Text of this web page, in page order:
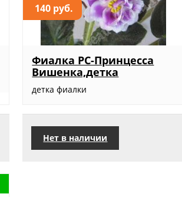
140 руб.
Фиалка РС-Принцесса
Вишенка,детка
детка фиалки
Нет в наличии